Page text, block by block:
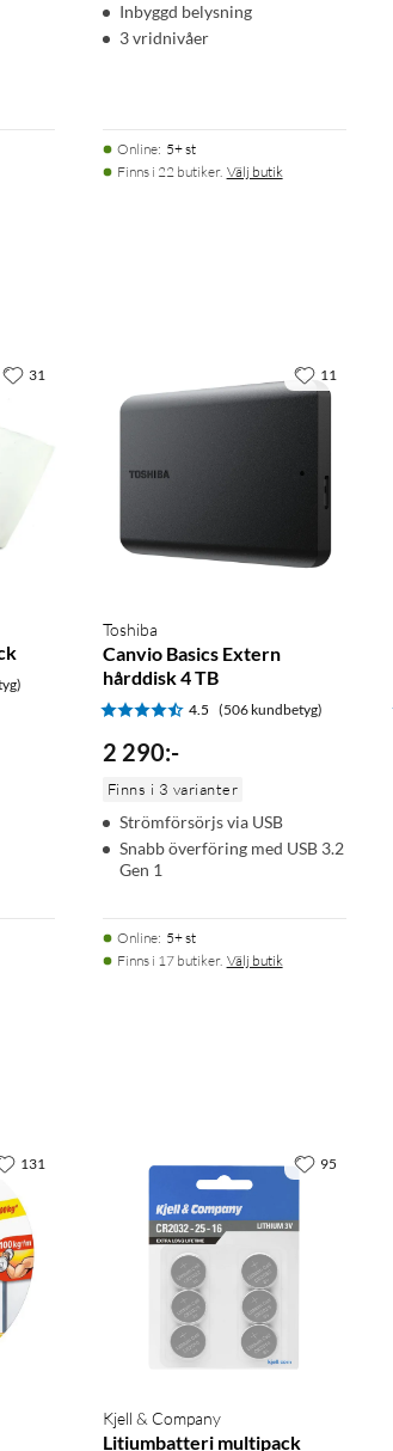
Inbyggd belysning
3 vridnivåer
Online: 5+ st
Finns i 22 butiker. Välj butik
31
Toshiba
Canvio Basics Extern
hårddisk 4 TB
4.5 (506 kundbetyg)
2 290:-
Finns i 3 varianter
Strömförsörjs via USB
Snabb överföring med USB 3.2
Gen 1
Online: 5+ st
Finns i 17 butiker. Välj butik
11
131
Kjell & Company
Litiumbatteri multipack
95